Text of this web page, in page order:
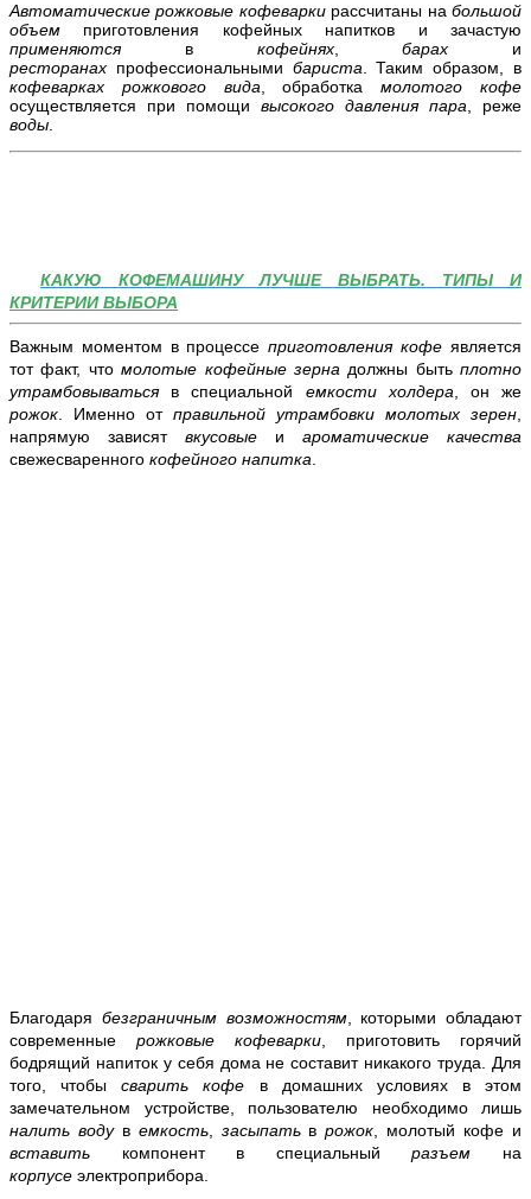
Автоматические рожковые кофеваркирассчитаны набольшой
объем приготовления кофейных напитков и зачастую
применяются в кофейнях,барах и
ресторанах профессиональными бариста. Таким образом, в
кофеварках рожкового вида, обработкамолотого кофе
осуществляется при помощи высокого давления пара, реже
воды.
КАКУЮ КОФЕМАШИНУ ЛУЧШЕ ВЫБРАТЬ. ТИПЫ И
КРИТЕРИИ ВЫБОРА
Важным моментом в процессеприготовления кофе является
тот факт, чтомолотые кофейные зернадолжны быть плотно
утрамбовыватьсяв специальной емкости холдера, он же
рожок. Именно от правильной утрамбовки молотых зерен,
напрямую зависят вкусовые и ароматические качества
свежесваренного кофейного напитка.
Благодаря безграничным возможностям, которыми обладают
современные рожковые кофеварки, приготовить горячий
бодрящий напиток у себя дома не составит никакого труда. Для
того, чтобысварить кофе в домашних условиях в этом
замечательном устройстве, пользователю необходимо лишь
налить водув емкость, засыпать врожок, молотый кофе и
вставить компонент в специальныйразъем на
корпусе электроприбора.